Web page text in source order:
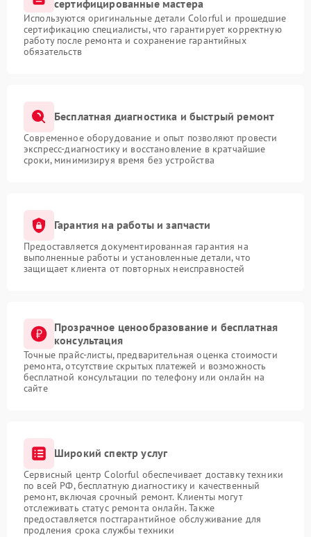
сертифицированные мастера
Используются оригинальные детали Colorful и прошедшие
сертификацию специалисты, что гарантирует корректную
работу после ремонта и сохранение гарантийных
обязательств
Бесплатная диагностика и быстрый ремонт
Современное оборудование и опыт позволяют провести
экспресс-диагностику и восстановление в кратчайшие
сроки, минимизируя время без устройства
Гарантия на работы и запчасти
Предоставляется документированная гарантия на
выполненные работы и установленные детали, что
защищает клиента от повторных неисправностей
Прозрачное ценообразование и бесплатная
консультация
Точные прайс-листы, предварительная оценка стоимости
ремонта, отсутствие скрытых платежей и возможность
бесплатной консультации по телефону или онлайн на
сайте
Широкий спектр услуг
Сервисный центр Colorful обеспечивает доставку техники
по всей РФ, бесплатную диагностику и качественный
ремонт, включая срочный ремонт. Клиенты могут
отслеживать статус ремонта онлайн. Также
предоставляется постгарантийное обслуживание для
продления срока службы техники